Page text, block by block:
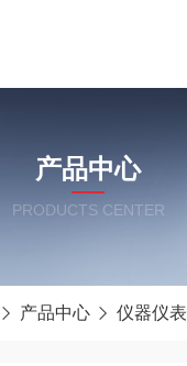
产品中心
PRODUCTS CENTER
产品中心 仪器仪表